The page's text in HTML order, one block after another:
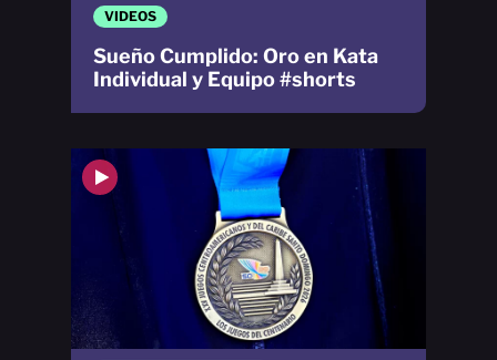
VIDEOS
Sueño Cumplido: Oro en Kata
Individual y Equipo #shorts